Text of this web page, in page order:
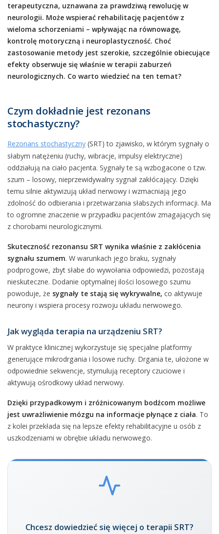
terapeutyczna, uznawana za prawdziwą rewolucję w
neurologii. Może wspierać rehabilitację pacjentów z
wieloma schorzeniami – wpływając na równowagę,
kontrolę motoryczną i neuroplastyczność. Choć
zastosowanie metody jest szerokie, szczególnie obiecujące
efekty obserwuje się właśnie w terapii zaburzeń
neurologicznych. Co warto wiedzieć na ten temat?
Czym dokładnie jest rezonans
stochastyczny?
Rezonans stochastyczny (SRT) to zjawisko, w którym sygnały o
słabym natężeniu (ruchy, wibracje, impulsy elektryczne)
oddziałują na ciało pacjenta. Sygnały te są wzbogacone o tzw.
szum – losowy, nieprzewidywalny sygnał zakłócający. Dzięki
temu silnie aktywizują układ nerwowy i wzmacniają jego
zdolność do odbierania i przetwarzania słabszych informacji. Ma
to ogromne znaczenie w przypadku pacjentów zmagających się
z chorobami neurologicznymi.
Skuteczność rezonansu SRT wynika właśnie z zakłócenia
sygnału szumem. W warunkach jego braku, sygnały
podprogowe, zbyt słabe do wywołania odpowiedzi, pozostają
nieskuteczne. Dodanie optymalnej ilości losowego szumu
powoduje, że sygnały te stają się wykrywalne, co aktywuje
neurony i wspiera procesy rozwoju układu nerwowego.
Jak wygląda terapia na urządzeniu SRT?
W praktyce klinicznej wykorzystuje się specjalne platformy
generujące mikrodrgania i losowe ruchy. Drgania te, ułożone w
odpowiednie sekwencje, stymulują receptory czuciowe i
aktywują ośrodkowy układ nerwowy.
Dzięki przypadkowym i zróżnicowanym bodźcom możliwe
jest uwrażliwienie mózgu na informacje płynące z ciała. To
z kolei przekłada się na lepsze efekty rehabilitacyjne u osób z
uszkodzeniami w obrębie układu nerwowego.
Chcesz dowiedzieć się więcej o terapii SRT?